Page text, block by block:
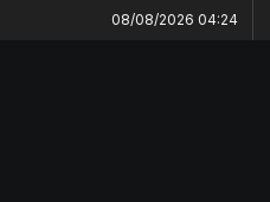
08/08/2026 04:24